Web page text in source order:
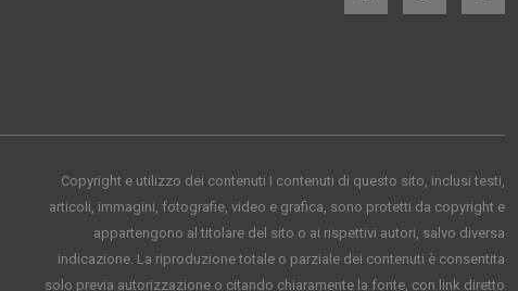
Copyright e utilizzo dei contenuti I contenuti di questo sito, inclusi testi,
articoli, immagini, fotografie, video e grafica, sono protetti da copyright e
appartengono al titolare del sito o ai rispettivi autori, salvo diversa
indicazione. La riproduzione totale o parziale dei contenuti è consentita
solo previa autorizzazione o citando chiaramente la fonte, con link diretto